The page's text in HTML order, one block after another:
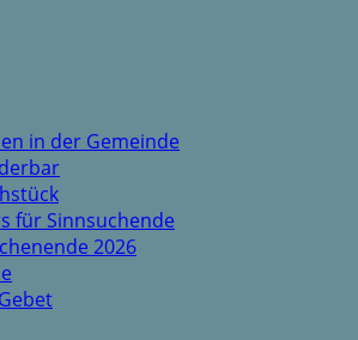
in der Gemeinde
für Sinnsuchende
2026